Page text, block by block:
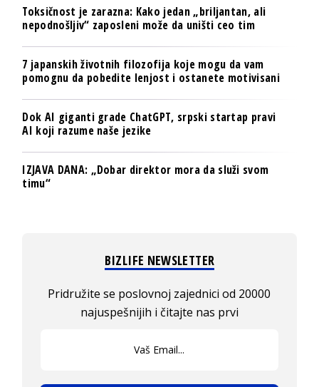
Toksičnost je zarazna: Kako jedan „briljantan, ali
nepodnošljiv“ zaposleni može da uništi ceo tim
7 japanskih životnih filozofija koje mogu da vam
pomognu da pobedite lenjost i ostanete motivisani
Dok AI giganti grade ChatGPT, srpski startap pravi
AI koji razume naše jezike
IZJAVA DANA: „Dobar direktor mora da služi svom
timu“
BIZLIFE NEWSLETTER
Pridružite se poslovnoj zajednici od 20000
najuspešnijih i čitajte nas prvi